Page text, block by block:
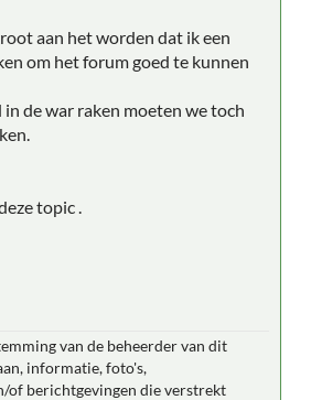
aan het worden dat ik een
om het forum goed te kunnen
de war raken moeten we toch
topic .
van de beheerder van dit
informatie, foto's,
of berichtgevingen die verstrekt